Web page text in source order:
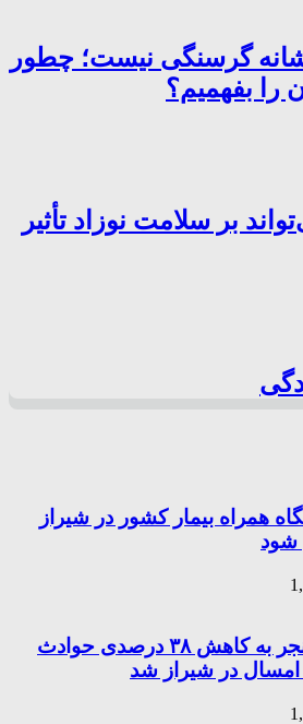
گرسنگی نیست؛ چطور
را بفهمیم؟
بر سلامت نوزاد تأثیر
همراه بیمار کشور در شیراز
شود
فرهنگ سازی منجر به کاهش ۳۸ درصدی حوادث
در شیراز شد